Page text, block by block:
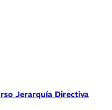
Jerarquía Directiva